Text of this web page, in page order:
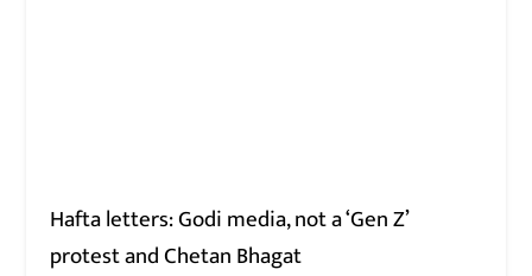
Hafta letters: Godi media, not a ‘Gen Z’
protest and Chetan Bhagat